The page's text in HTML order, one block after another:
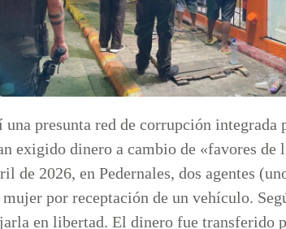
presunta red de corrupción integrada
exigido dinero a cambio de «favores
de 2026, en Pedernales, dos agentes
por receptación de un vehículo.
en libertad. El dinero fue transferido